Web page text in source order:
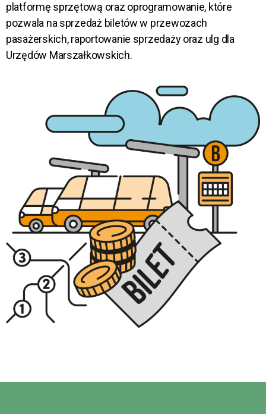
platformę sprzętową oraz oprogramowanie, które
pozwala na sprzedaż biletów w przewozach
pasażerskich, raportowanie sprzedaży oraz ulg dla
Urzędów Marszałkowskich.